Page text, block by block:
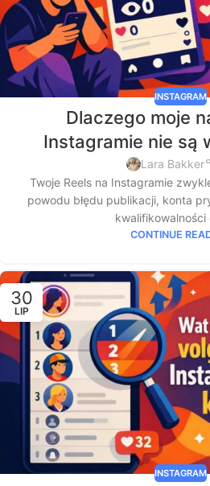
INSTAGRAM
Dlaczego moje
Instagramie nie są
Lara Bakker
Twoje Reels na Instagramie
powodu błędu publikacji, konta
kwalifikowalności
CONTINUE
30
LIP
INSTAGRAM